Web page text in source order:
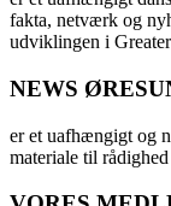
fakta, netværk og
udviklingen i
NEWS
er et uafhængigt og
materiale til